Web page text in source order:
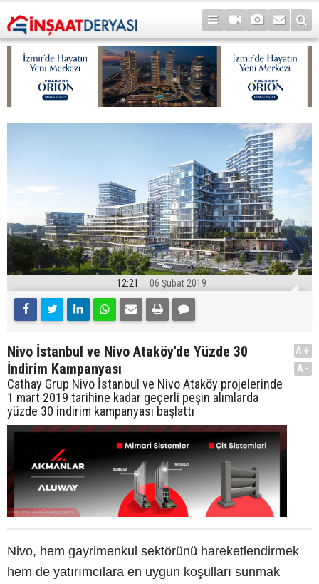
12:21 06 Şubat 2019
Nivo İstanbul ve Nivo Ataköy'de Yüzde 30
İndirim Kampanyası
Cathay Grup Nivo İstanbul ve Nivo Ataköy projelerinde
1 mart 2019 tarihine kadar geçerli peşin alımlarda
yüzde 30 indirim kampanyası başlattı
A+
A-
Nivo, hem gayrimenkul sektörünü hareketlendirmek
hem de yatırımcılara en uygun koşulları sunmak